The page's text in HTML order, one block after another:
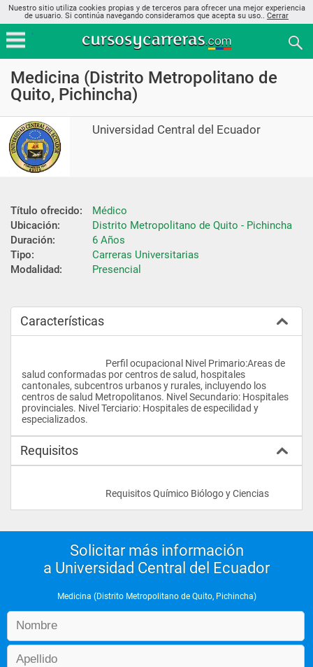
Nuestro sitio utiliza cookies propias y de terceros para ofrecer una mejor experiencia
de usuario. Si continúa navegando consideramos que acepta su uso.. Cerrar
Medicina (Distrito Metropolitano de
Quito, Pichincha)
Universidad Central del Ecuador
Título ofrecido:
Médico
Ubicación:
Distrito Metropolitano de Quito - Pichincha
Duración:
6 Años
Tipo:
Carreras Universitarias
Modalidad:
Presencial
Características
salud conformadas por centros de salud, hospitales
cantonales, subcentros urbanos y rurales, incluyendo los
centros de salud Metropolitanos. Nivel Secundario: Hospitales
provinciales. Nivel Terciario: Hospitales de especilidad y
Requisitos
Solicitar más información
a Universidad Central del Ecuador
Medicina (Distrito Metropolitano de Quito, Pichincha)